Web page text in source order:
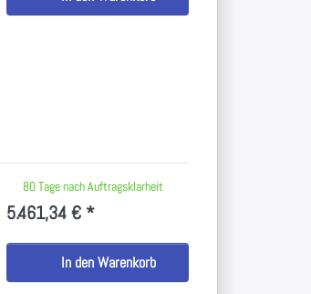
vor.80 Tage nach Auftragsklarheit
5.461,34 € *
In den Warenkorb